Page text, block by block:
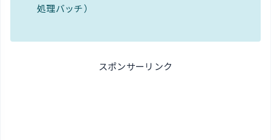
処理バッチ）
スポンサーリンク